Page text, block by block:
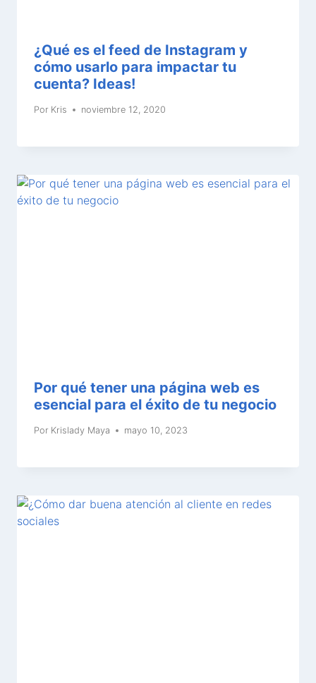
¿Qué es el feed de Instagram y
cómo usarlo para impactar tu
cuenta? Ideas!
Por Kris noviembre 12, 2020
Por qué tener una página web es
esencial para el éxito de tu negocio
Por Krislady Maya mayo 10, 2023